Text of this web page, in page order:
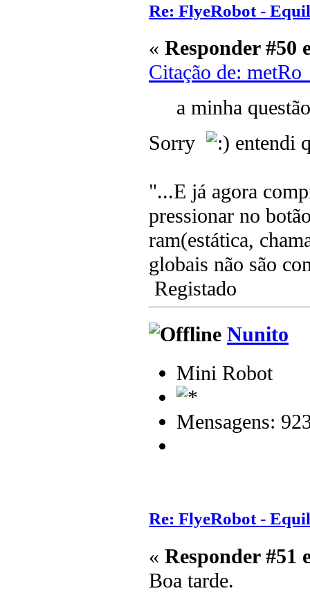
Re: FlyeRobot -
« Responder #50
Citação de:
a minha
Sorry
entendi
"...E já agora
pressionar no
ram(estática,
globais não são
Registado
Nunito
Mini Robot
Mensagens:
Re: FlyeRobot -
« Responder #51
Boa tarde.